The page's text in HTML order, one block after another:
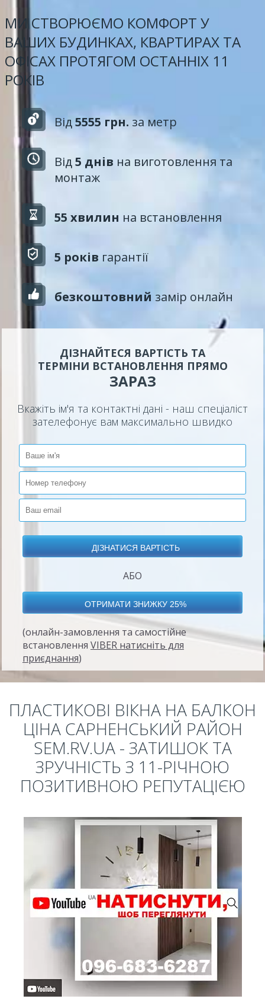
МИ СТВОРЮЄМО КОМФОРТ У
ВАШИХ БУДИНКАХ, КВАРТИРАХ ТА
ОФІСАХ ПРОТЯГОМ ОСТАННІХ 11
РОКІВ
Від5555 грн. за метр
Від5 днів на виготовлення та
монтаж
55 хвилин на встановлення
5 років гарантії
безкоштовний замір онлайн
ДІЗНАЙТЕСЯ ВАРТІСТЬ ТА
ТЕРМІНИ ВСТАНОВЛЕННЯ ПРЯМО
ЗАРАЗ
Вкажіть ім'я та контактні дані - наш спеціаліст
зателефонує вам максимально швидко
АБО
(онлайн-замовлення та самостійне
встановлення VIBER натисніть для
приєднання)
ПЛАСТИКОВІ ВІКНА НА БАЛКОН
ЦІНА САРНЕНСЬКИЙ РАЙОН
SEM.RV.UA - ЗАТИШОК ТА
ЗРУЧНІСТЬ З 11-РІЧНОЮ
ПОЗИТИВНОЮ РЕПУТАЦІЄЮ